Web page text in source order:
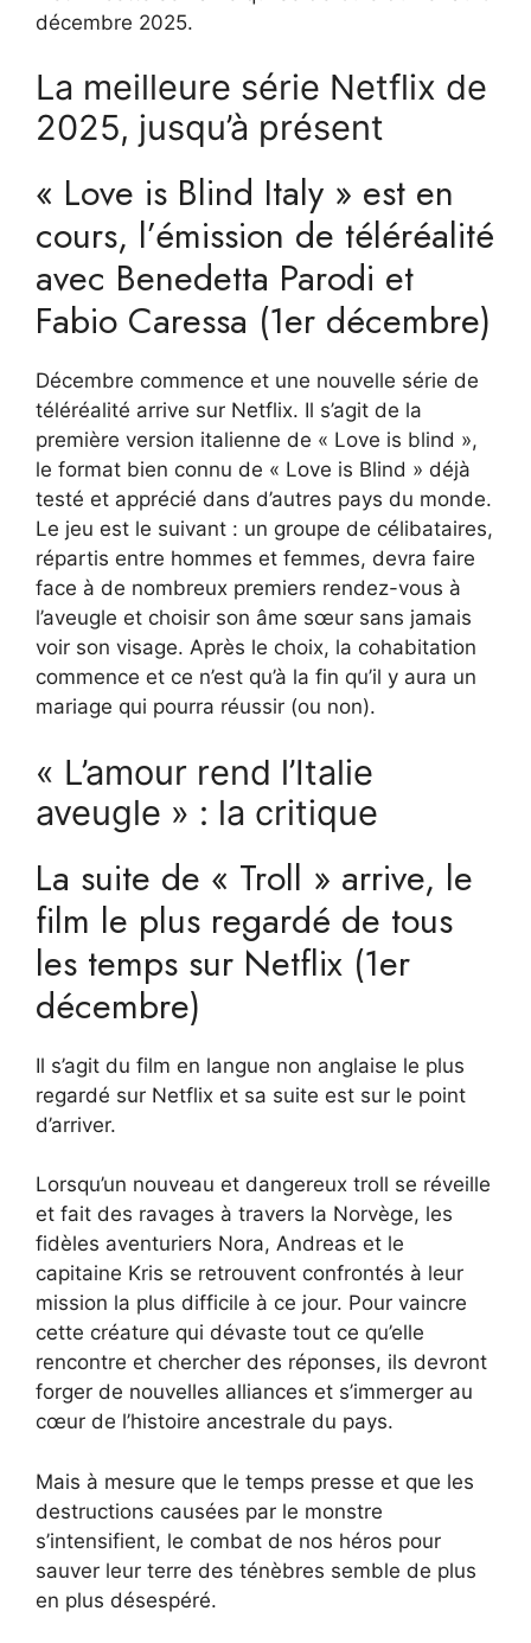
décembre 2025.
La meilleure série Netflix de
2025, jusqu’à présent
« Love is Blind Italy » est en
cours, l’émission de téléréalité
avec Benedetta Parodi et
Fabio Caressa (1er décembre)
Décembre commence et une nouvelle série de
téléréalité arrive sur Netflix. Il s’agit de la
première version italienne de « Love is blind »,
le format bien connu de « Love is Blind » déjà
testé et apprécié dans d’autres pays du monde.
Le jeu est le suivant : un groupe de célibataires,
répartis entre hommes et femmes, devra faire
face à de nombreux premiers rendez-vous à
l’aveugle et choisir son âme sœur sans jamais
voir son visage. Après le choix, la cohabitation
commence et ce n’est qu’à la fin qu’il y aura un
mariage qui pourra réussir (ou non).
« L’amour rend l’Italie
aveugle » : la critique
La suite de « Troll » arrive, le
film le plus regardé de tous
les temps sur Netflix (1er
décembre)
Il s’agit du film en langue non anglaise le plus
regardé sur Netflix et sa suite est sur le point
d’arriver.
Lorsqu’un nouveau et dangereux troll se réveille
et fait des ravages à travers la Norvège, les
fidèles aventuriers Nora, Andreas et le
capitaine Kris se retrouvent confrontés à leur
mission la plus difficile à ce jour. Pour vaincre
cette créature qui dévaste tout ce qu’elle
rencontre et chercher des réponses, ils devront
forger de nouvelles alliances et s’immerger au
cœur de l’histoire ancestrale du pays.
Mais à mesure que le temps presse et que les
destructions causées par le monstre
s’intensifient, le combat de nos héros pour
sauver leur terre des ténèbres semble de plus
en plus désespéré.